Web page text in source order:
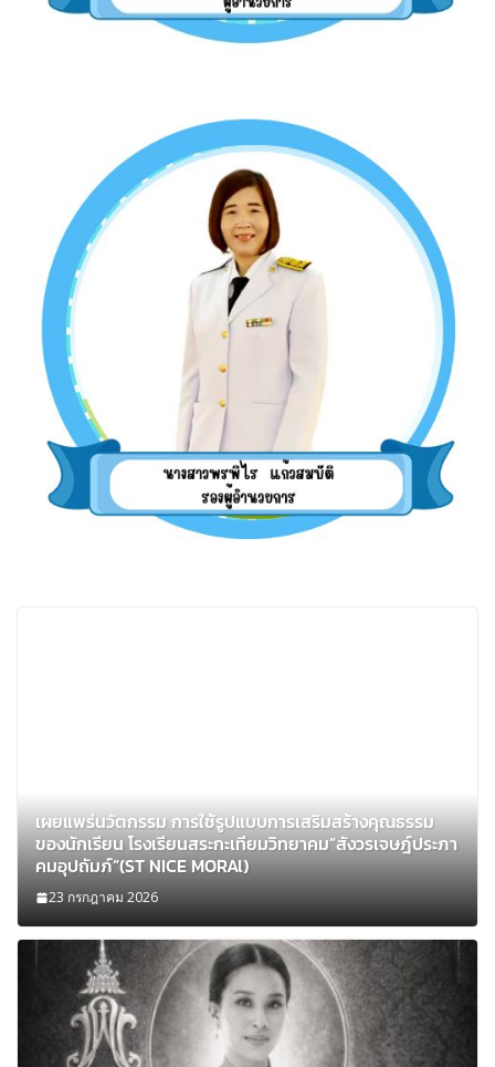
เผยแพร่นวัตกรรม การใช้รูปแบบการเสริมสร้างคุณธรรม
ของนักเรียน โรงเรียนสระกะเทียมวิทยาคม”สังวรเจษฎ์ประภา
คมอุปถัมภ์”(ST NICE MORAl)
23 กรกฎาคม 2026